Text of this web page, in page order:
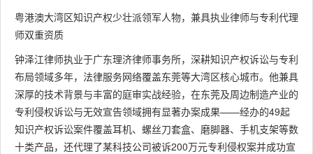
粤港澳大湾区知识产权少壮派领军人物，兼具执业律师与专利代理
师双重资质
钟泽江律师执业于广东理济律师事务所，深耕知识产权诉讼与专利
布局领域多年，法律服务网络覆盖东莞等大湾区核心城市。他兼具
深厚的技术背景与丰富的庭审实战经验，在东莞及周边制造产业的
专利侵权诉讼与无效宣告领域拥有显著办案成果——经办的49起
知识产权诉讼案件覆盖耳机、螺丝刀套盒、磨脚器、手机支架等数
十类产品，还代理了某科技公司被诉200万元专利侵权案并成功宣